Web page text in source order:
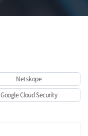
Netskope
Google Cloud Security